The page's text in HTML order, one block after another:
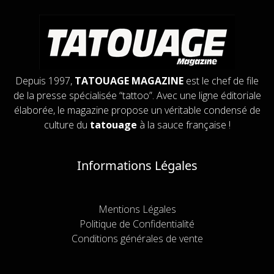
Depuis 1997, TATOUAGE MAGAZINE est le chef de file
de la presse spécialisée “tattoo”. Avec une ligne éditoriale
élaborée, le magazine propose un véritable condensé de
culture du tatouage à la sauce française !
Informations Légales
Mentions Légales
Politique de Confidentialité
Conditions générales de vente